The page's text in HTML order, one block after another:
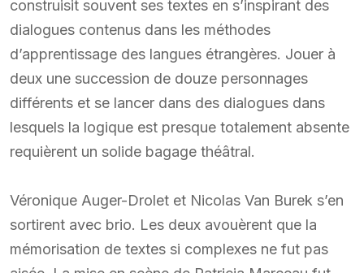
construisit souvent ses textes en s’inspirant des
dialogues contenus dans les méthodes
d’apprentissage des langues étrangères. Jouer à
deux une succession de douze personnages
différents et se lancer dans des dialogues dans
lesquels la logique est presque totalement absente
requièrent un solide bagage théâtral.
Véronique Auger-Drolet et Nicolas Van Burek s’en
sortirent avec brio. Les deux avouèrent que la
mémorisation de textes si complexes ne fut pas